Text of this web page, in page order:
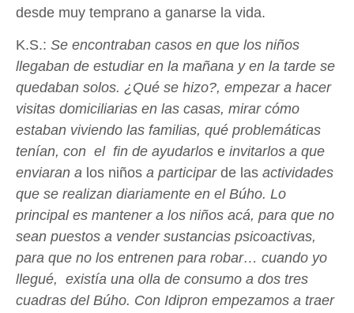
desde muy temprano a ganarse la vida.
K.S.: Se encontraban casos en que los niños
llegaban de estudiar en la mañana y en la tarde se
quedaban solos. ¿Qué se hizo?, empezar a hacer
visitas domiciliarias en las casas, mirar cómo
estaban viviendo las familias, qué problemáticas
tenían, con el fin de ayudarlos e invitarlos a que
enviaran a los niños a participarde las actividades
que se realizan diariamente en el Búho. Lo
principal es mantener a los niños acá, para que no
sean puestos a vender sustancias psicoactivas,
para que no los entrenen para robar… cuando yo
llegué, existía una olla de consumo a dos tres
cuadras del Búho. Con Idipron empezamos a traer